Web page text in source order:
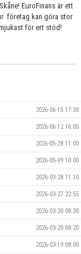
EuroFinans är ett
företag kan göra stor
för ert stöd!
2026-06-15 17:30
2026-06-12 16:05
2026-05-28 11:00
2026-05-09 10:00
2026-03-28 11:10
2026-03-27 22:55
2026-03-20 08:30
2026-03-20 08:20
2026-03-19 08:00